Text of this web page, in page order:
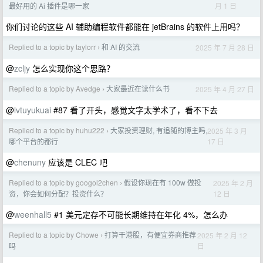
最好用的 Ai 插件是哪一家 月 1 日
你们讨论的这些 AI 辅助编程软件都能在 jetBrains 的软件上用吗？
Replied to a topic by taylorr › 和 AI 的交流 2025 年 7 月 28 日
@zcljy 怎么实现你这个思路？
Replied to a topic by Avedge › 大家最近在读什么书 2025 年 4 月 27 日
@lvtuyukuai #87 看了开头，感觉文字太学术了，看不下去
Replied to a topic by huhu222 › 大家投资理财, 有追随的博主吗,
哪个平台的都行
2025 年 3 月
17 日
@chenuny 应该是 CLEC 吧
Replied to a topic by googol2chen › 假设你现在有 100w 做投
资，你会如何分配？投资什么？
2025 年 2 月
12 日
@weenhall5 #1 美元定存不可能长期维持在年化 4%，怎么办
Replied to a topic by Chowe › 打算干港股，有便宜券商推荐
吗
2025 年 2 月 12
日